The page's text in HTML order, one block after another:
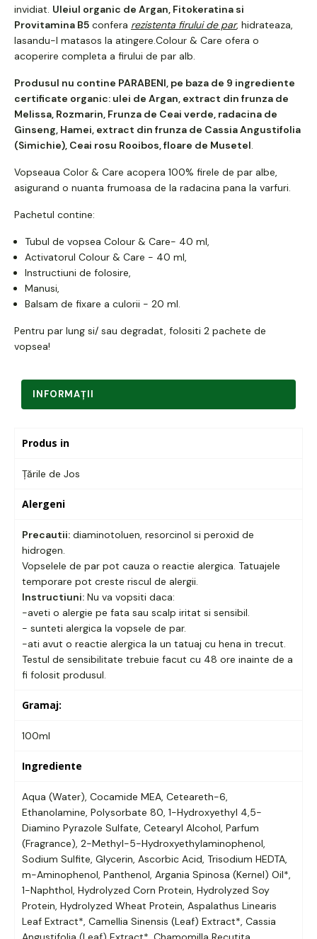
invidiat. Uleiul organic de Argan, Fitokeratina si
Provitamina B5 confera rezistenta firului de par, hidrateaza,
lasandu-l matasos la atingere.Colour & Care ofera o
acoperire completa a firului de par alb.
Produsul nu contine PARABENI, pe baza de 9 ingrediente
certificate organic: ulei de Argan, extract din frunza de
Melissa, Rozmarin, Frunza de Ceai verde, radacina de
Ginseng, Hamei, extract din frunza de Cassia Angustifolia
(Simichie), Ceai rosu Rooibos, floare de Musetel.
Vopseaua Color & Care acopera 100% firele de par albe,
asigurand o nuanta frumoasa de la radacina pana la varfuri.
Pachetul contine:
Tubul de vopsea Colour & Care- 40 ml,
Activatorul Colour & Care - 40 ml,
Instructiuni de folosire,
Manusi,
Balsam de fixare a culorii - 20 ml.
Pentru par lung si/ sau degradat, folositi 2 pachete de
vopsea!
INFORMAŢII
Produs in
Țările de Jos
Alergeni
Precautii: diaminotoluen, resorcinol si peroxid de
hidrogen.
Vopselele de par pot cauza o reactie alergica. Tatuajele
temporare pot creste riscul de alergii.
Instructiuni: Nu va vopsiti daca:
-aveti o alergie pe fata sau scalp iritat si sensibil.
- sunteti alergica la vopsele de par.
-ati avut o reactie alergica la un tatuaj cu hena in trecut.
Testul de sensibilitate trebuie facut cu 48 ore inainte de a
fi folosit produsul.
Gramaj:
100ml
Ingrediente
Aqua (Water), Cocamide MEA, Ceteareth-6,
Ethanolamine, Polysorbate 80, 1-Hydroxyethyl 4,5-
Diamino Pyrazole Sulfate, Cetearyl Alcohol, Parfum
(Fragrance), 2-Methyl-5-Hydroxyethylaminophenol,
Sodium Sulfite, Glycerin, Ascorbic Acid, Trisodium HEDTA,
m-Aminophenol, Panthenol, Argania Spinosa (Kernel) Oil*,
1-Naphthol, Hydrolyzed Corn Protein, Hydrolyzed Soy
Protein, Hydrolyzed Wheat Protein, Aspalathus Linearis
Leaf Extract*, Camellia Sinensis (Leaf) Extract*, Cassia